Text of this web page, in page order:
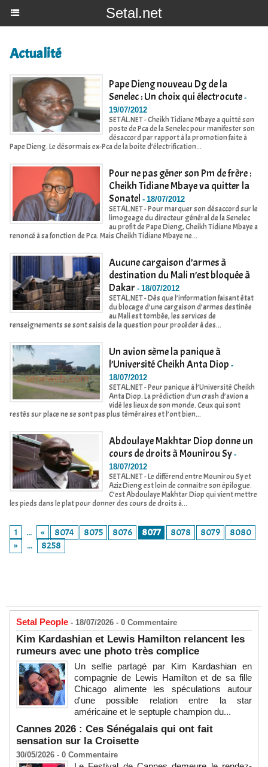
Setal.net
Actualité
Pape Dieng nouveau Dg de la
Senelec : Un choix qui électrocute -
19/07/2012
SETAL.NET - Cheikh Tidiane Mbaye a quitté son
poste de Pca de la Senelec pour manifester son
désaccord par rapport à la promotion faite à
Pape Dieng. Le désormais ex-Pca de la boite d’électrification...
Pour ne pas gêner son Pm de frère :
Cheikh Tidiane Mbaye va quitter la
Sonatel - 18/07/2012
SETAL.NET - Pour marquer son désaccord sur le
limogeage du directeur général de la Senelec
au profit de Pape Dieng, Cheikh Tidiane Mbaye a
renoncé à sa fonction de Pca. Mais Cheikh Tidiane Mbaye ne...
Aucune cargaison d’armes à
destination du Mali n’est bloquée à
Dakar - 18/07/2012
SETAL.NET - Dès que l’information faisant état
du blocage d’une cargaison d’armes destinée
au Mali est tombée, les services de
renseignements se sont saisis de la question pour procéder à des...
Un avion sème la panique à
l’Université Cheikh Anta Diop -
18/07/2012
SETAL.NET - Peur panique à l’Université Cheikh
Anta Diop. La prédiction d’un crash d’avion a
vidé les lieux de son monde. Ceux qui sont
restés sur place ne se sont pas plus téméraires et l’ont bien...
Abdoulaye Makhtar Diop donne un
cours de droits à Mounirou Sy -
18/07/2012
SETAL.NET - Le différend entre Mounirou Sy et
Aziz Dieng est loin de connaitre son épilogue.
C’est Abdoulaye Makhtar Diop qui vient mettre
les pieds dans le plat pour donner des cours de droits à...
1 ... « 8074 8075 8076 8077 8078 8079
8080
»
... 8258
Setal People - 18/07/2026 - 0 Commentaire
Kim Kardashian et Lewis Hamilton relancent les
rumeurs avec une photo très complice
Un selfie partagé par Kim Kardashian en
compagnie de Lewis Hamilton et de sa fille
Chicago alimente les spéculations autour
d'une possible relation entre la star
américaine et le septuple champion du...
Cannes 2026 : Ces Sénégalais qui ont fait
sensation sur la Croisette
30/05/2026 - 0 Commentaire